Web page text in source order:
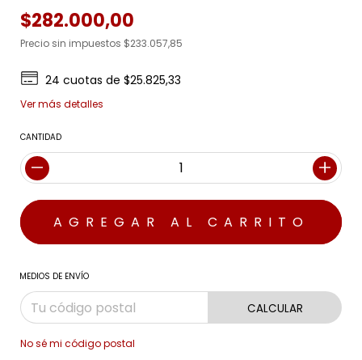
$282.000,00
Precio sin impuestos $233.057,85
24 cuotas de$25.825,33
Ver más detalles
CANTIDAD
MEDIOS DE ENVÍO
CALCULAR
No sé mi código postal